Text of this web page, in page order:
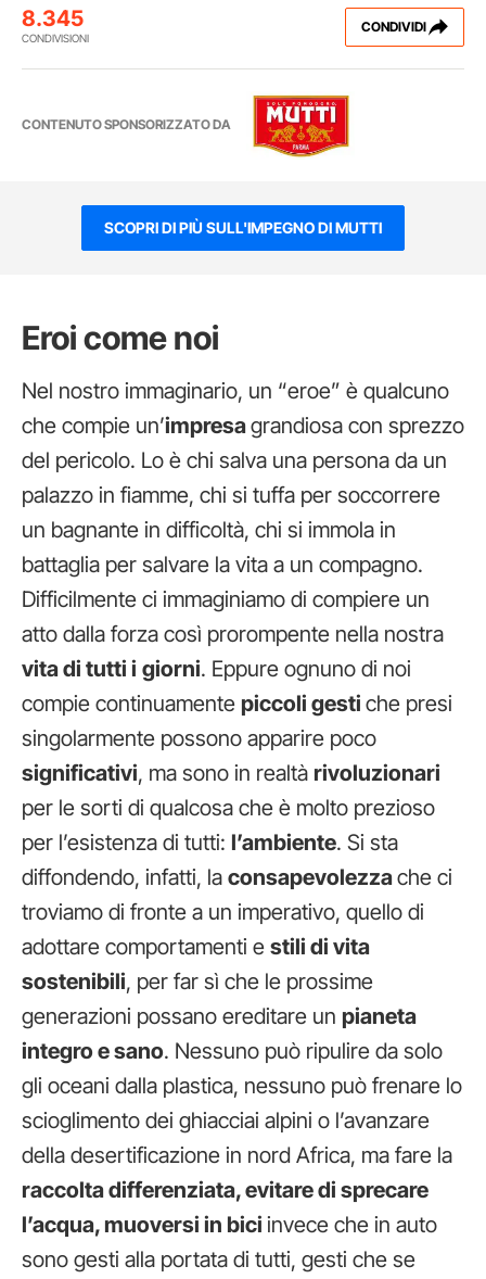
8.345
CONDIVISIONI
CONDIVIDI
CONTENUTO SPONSORIZZATO DA
SCOPRI DI PIÙ SULL'IMPEGNO DI MUTTI
Eroi come noi
Nel nostro immaginario, un “eroe” è qualcuno
che compie un’impresagrandiosa con sprezzo
del pericolo. Lo è chi salva una persona da un
palazzo in fiamme, chi si tuffa per soccorrere
un bagnante in difficoltà, chi si immola in
battaglia per salvare la vita a un compagno.
Difficilmente ci immaginiamo di compiere un
atto dalla forza così prorompente nella nostra
vita di tutti i giorni. Eppure ognuno di noi
compie continuamente piccoli gesti che presi
singolarmente possono apparire poco
significativi, ma sono in realtà rivoluzionari
per le sorti di qualcosa che è molto prezioso
per l’esistenza di tutti: l’ambiente. Si sta
diffondendo, infatti, la consapevolezzache ci
troviamo di fronte a un imperativo, quello di
adottare comportamenti e stili di vita
sostenibili, per far sì che le prossime
generazioni possano ereditare un pianeta
integro e sano. Nessuno può ripulire da solo
gli oceani dalla plastica, nessuno può frenare lo
scioglimento dei ghiacciai alpini o l’avanzare
della desertificazione in nord Africa, ma fare la
raccolta differenziata, evitare di sprecare
l’acqua, muoversi in bici invece che in auto
sono gesti alla portata di tutti, gesti che se